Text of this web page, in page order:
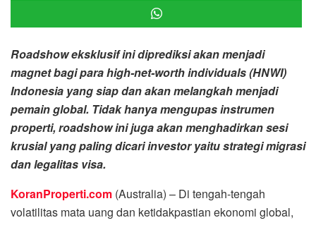
Roadshoweksklusif ini diprediksi akan menjadi
magnet bagi parahigh-net-worth individuals(HNWI)
Indonesia yang siap dan akan melangkah menjadi
pemain global. Tidak hanya mengupas instrumen
properti, roadshowini juga akan menghadirkan sesi
krusial yang paling dicari investor yaitu strategi migrasi
dan legalitas visa.
KoranProperti.com (Australia) – Di tengah-tengah
volatilitas mata uang dan ketidakpastian ekonomi global,